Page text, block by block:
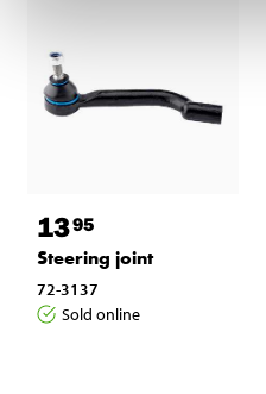
1395
Steering joint
72-3137
Sold online